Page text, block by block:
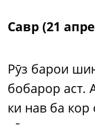
Савр (21
Рӯз барои
бобарор аст.
ки нав ба